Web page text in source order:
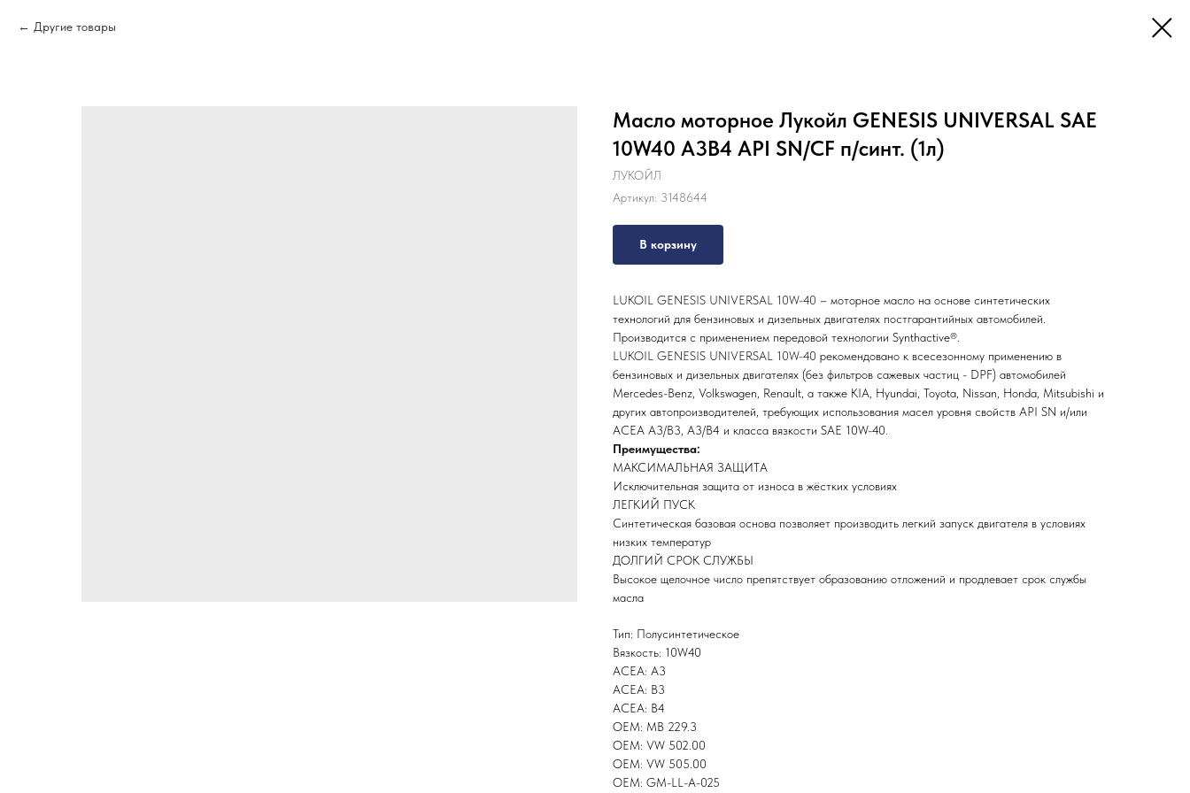
Другие товары
Масло моторное Лукойл GENESIS UNIVERSAL SAE
10W40 A3B4 API SN/CF п/синт. (1л)
ЛУКОЙЛ
Артикул: 3148644
В корзину
LUKOIL GENESIS UNIVERSAL 10W-40 – моторное масло на основе синтетических
технологий для бензиновых и дизельных двигателях постгарантийных автомобилей.
Производится с применением передовой технологии Synthactive®.
LUKOIL GENESIS UNIVERSAL 10W-40 рекомендовано к всесезонному применению в
бензиновых и дизельных двигателях (без фильтров сажевых частиц - DPF) автомобилей
Mercedes-Benz, Volkswagen, Renault, а также KIA, Hyundai, Toyota, Nissan, Honda, Mitsubishi и
других автопроизводителей, требующих использования масел уровня свойств API SN и/или
ACEA A3/B3, A3/B4 и класса вязкости SAE 10W-40.
Преимущества:
МАКСИМАЛЬНАЯ ЗАЩИТА
Исключительная защита от износа в жёстких условиях
ЛЕГКИЙ ПУСК
Синтетическая базовая основа позволяет производить легкий запуск двигателя в условиях
низких температур
ДОЛГИЙ СРОК СЛУЖБЫ
Высокое щелочное число препятствует образованию отложений и продлевает срок службы
масла
Тип: Полусинтетическое
Вязкость: 10W40
ACEA: A3
ACEA: B3
ACEA: B4
OEM: MB 229.3
OEM: VW 502.00
OEM: VW 505.00
OEM: GM-LL-A-025